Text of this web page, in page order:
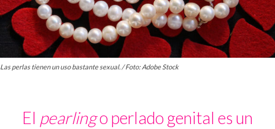
Las perlas tienen un uso bastante sexual. / Foto: Adobe Stock
El pearlingo perlado genital es un